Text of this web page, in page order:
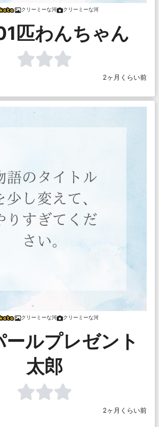
クリーミーな河 クリーミーな河
匹わんちゃん
2ヶ月くらい前
クリーミーな河 クリーミーな河
ールプレゼント
太郎
2ヶ月くらい前